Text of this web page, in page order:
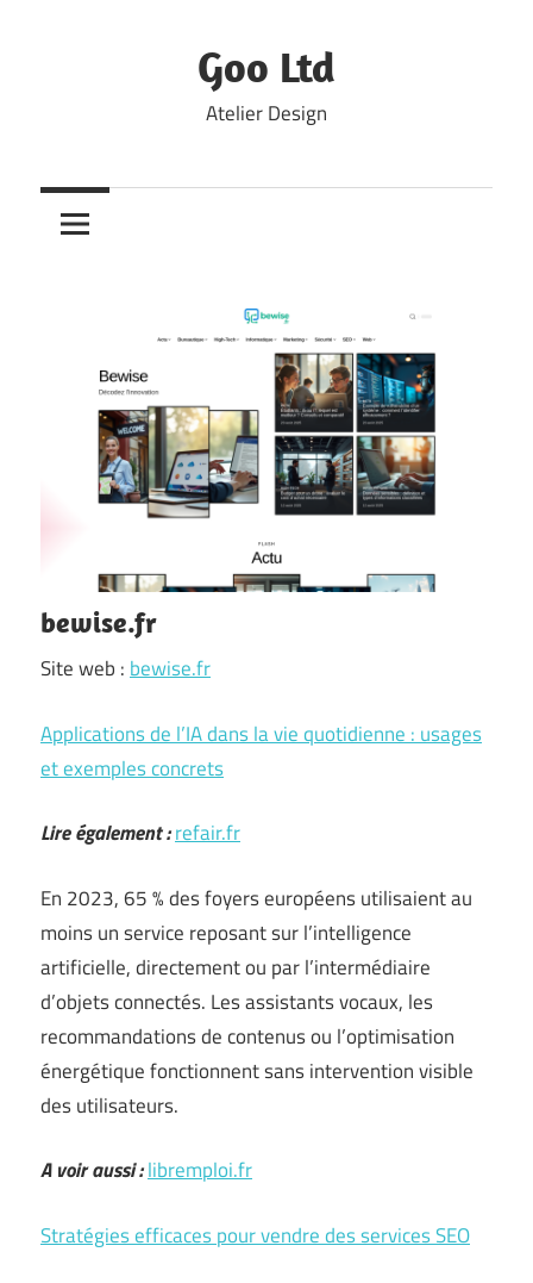
Goo Ltd
Atelier Design
bewise.fr
Site web : bewise.fr
Applications de l’IA dans la vie quotidienne : usages
et exemples concrets
Lire également :refair.fr
En 2023, 65 % des foyers européens utilisaient au
moins un service reposant sur l’intelligence
artificielle, directement ou par l’intermédiaire
d’objets connectés. Les assistants vocaux, les
recommandations de contenus ou l’optimisation
énergétique fonctionnent sans intervention visible
des utilisateurs.
A voir aussi :libremploi.fr
Stratégies efficaces pour vendre des services SEO